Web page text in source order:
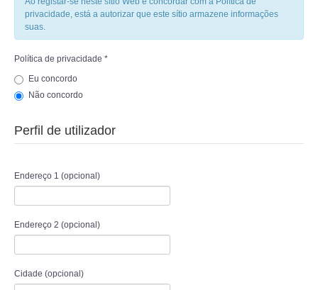
privacidade, está a autorizar que este sítio armazene informações
suas.
Política de privacidade *
Eu concordo
Não concordo
Perfil de utilizador
Endereço 1 (opcional)
Endereço 2 (opcional)
Cidade (opcional)